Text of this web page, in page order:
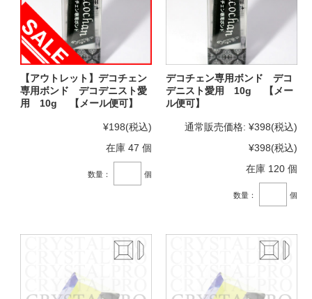
【アウトレット】デコチェン
専用ボンド デコデニスト愛
用 10g 【メール便可】
¥198(税込)
在庫 47 個
数量： 個
デコチェン専用ボンド デコ
デニスト愛用 10g 【メー
ル便可】
通常販売価格: ¥398(税込)
¥398(税込)
在庫 120 個
数量： 個